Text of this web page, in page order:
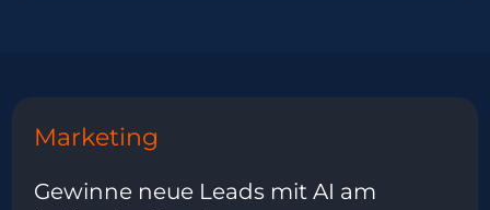
Marketing
Gewinne neue Leads mit AI am